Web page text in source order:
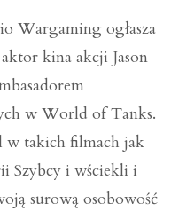
Wargaming ogłasza
kina akcji Jason
w World of Tanks.
w takich filmach jak
Szybcy i wściekli i
surową osobowość